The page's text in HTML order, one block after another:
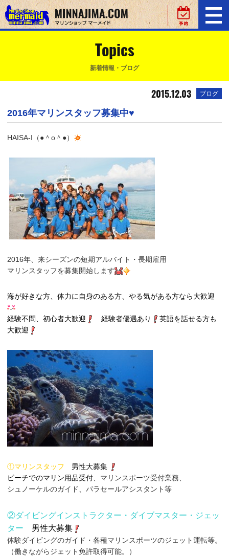
Topics
新着情報・ブログ
2015.12.03 ブログ
2016年マリンスタッフ募集中♥
HAISA-I（●＾o＾●）
2016年、 来シーズンの短期アルバイト・長期雇用
マリンスタッフを募集開始します
海が好きな方、体力に自身のある方、やる気がある方なら大歓迎
経験不問、初心者大歓迎 経験者優遇あり
英語を話せる方も
大歓迎
①マリンスタッフ 男性大募集
ビーチでのマリン用品受付、 マリンスポーツ受付業務、
シュノーケルのガイド、パラセールアシスタント等
②ダイビングインストラクター・ダイブマスター・ジェッ
ター 男性大募集
体験ダイビングのガイド・各種マリンスポーツのジェット運転等。
（働きながらジェット免許取得可能。）